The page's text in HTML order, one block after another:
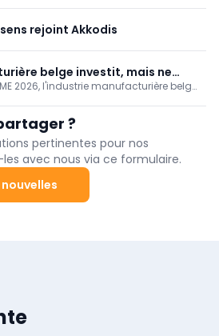
efficace garantissent une
évolutive et parée pour l'avenir.
rejoint Akkodis
belge investit, mais ne
en temps réel sur ses
2026, l'industrie manufacturière belge
en direct et 1 sur 5 ne le fait pas du
de main-d'œuvre pèsent sur
se développe, mais son application
?
pertinentes pour nos
avec nous via ce formulaire.